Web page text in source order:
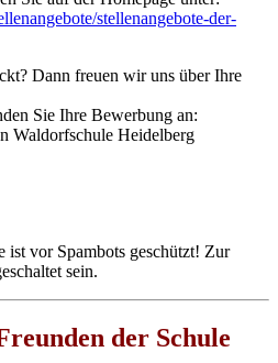
stellenangebote-der-
Dann freuen wir uns über Ihre
Sie Ihre Bewerbung an:
Waldorfschule Heidelberg
ist vor Spambots geschützt! Zur
sein.
der Schule